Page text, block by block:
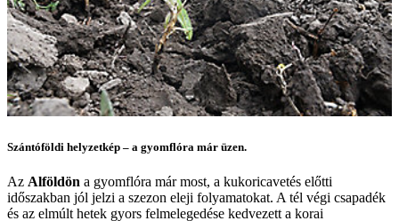
Szántóföldi helyzetkép – a gyomflóra már üzen.
Az Alföldön a gyomflóra már most, a kukoricavetés előtti
időszakban jól jelzi a szezon eleji folyamatokat. A tél végi csapadék
és az elmúlt hetek gyors felmelegedése kedvezett a korai